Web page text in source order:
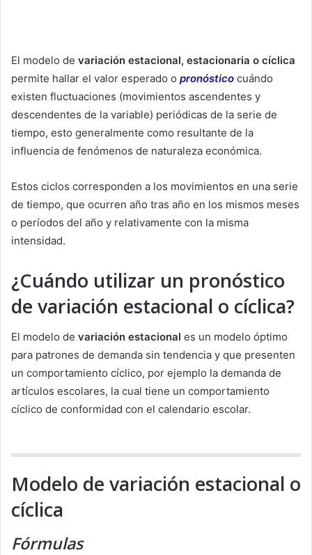
El modelo de variación estacional, estacionaria o cíclica
permite hallar el valor esperado o pronóstico cuándo
existen fluctuaciones (movimientos ascendentes y
descendentes de la variable) periódicas de la serie de
tiempo, esto generalmente como resultante de la
influencia de fenómenos de naturaleza económica.
Estos ciclos corresponden a los movimientos en una serie
de tiempo, que ocurren año tras año en los mismos meses
o períodos del año y relativamente con la misma
intensidad.
¿Cuándo utilizar un pronóstico
de variación estacional o cíclica?
El modelo de variación estacional es un modelo óptimo
para patrones de demanda sin tendencia y que presenten
un comportamiento cíclico, por ejemplo la demanda de
artículos escolares, la cual tiene un comportamiento
cíclico de conformidad con el calendario escolar.
Modelo de variación estacional o
cíclica
Fórmulas